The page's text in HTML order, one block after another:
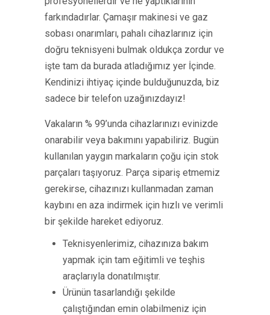
farkındadırlar. Çamaşır makinesi ve gaz
sobası onarımları, pahalı cihazlarınız için
doğru teknisyeni bulmak oldukça zordur ve
işte tam da burada atladığımız yer İçinde.
Kendinizi ihtiyaç içinde bulduğunuzda, biz
sadece bir telefon uzağınızdayız!
Vakaların % 99’unda cihazlarınızı evinizde
onarabilir veya bakımını yapabiliriz. Bugün
kullanılan yaygın markaların çoğu için stok
parçaları taşıyoruz. Parça sipariş etmemiz
gerekirse, cihazınızı kullanmadan zaman
kaybını en aza indirmek için hızlı ve verimli
bir şekilde hareket ediyoruz.
Teknisyenlerimiz, cihazınıza bakım
yapmak için tam eğitimli ve teşhis
araçlarıyla donatılmıştır.
Ürünün tasarlandığı şekilde
çalıştığından emin olabilmeniz için